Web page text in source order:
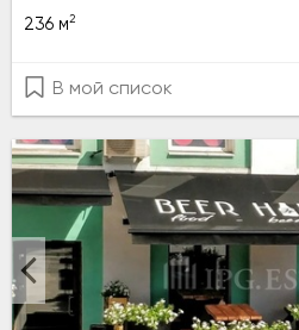
236 м2
В мой список